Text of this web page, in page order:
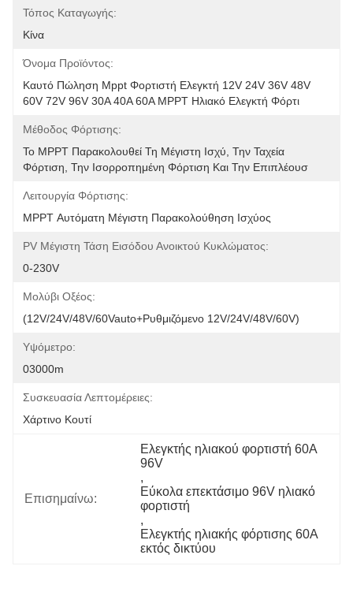
Τόπος Καταγωγής:
Κίνα
Όνομα Προϊόντος:
Καυτό Πώληση Mppt Φορτιστή Ελεγκτή 12V 24V 36V 48V
60V 72V 96V 30A 40A 60A MPPT Ηλιακό Ελεγκτή Φόρτι
Μέθοδος Φόρτισης:
Το MPPT Παρακολουθεί Τη Μέγιστη Ισχύ, Την Ταχεία
Φόρτιση, Την Ισορροπημένη Φόρτιση Και Την Επιπλέουσ
Λειτουργία Φόρτισης:
MPPT Αυτόματη Μέγιστη Παρακολούθηση Ισχύος
PV Μέγιστη Τάση Εισόδου Ανοικτού Κυκλώματος:
0-230V
Μολύβι Οξέος:
(12V/24V/48V/60Vauto+Ρυθμιζόμενο 12V/24V/48V/60V)
Υψόμετρο:
03000m
Συσκευασία Λεπτομέρειες:
Χάρτινο Κουτί
Επισημαίνω:
Ελεγκτής ηλιακού φορτιστή 60A
96V
,
Εύκολα επεκτάσιμο 96V ηλιακό
φορτιστή
,
Ελεγκτής ηλιακής φόρτισης 60A
εκτός δικτύου